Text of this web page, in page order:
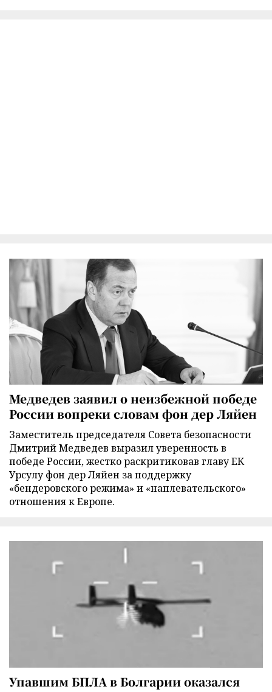
Медведев заявил о неизбежной победе
России вопреки словам фон дер Ляйен
Заместитель председателя Совета безопасности
Дмитрий Медведев выразил уверенность в
победе России, жестко раскритиковав главу ЕК
Урсулу фон дер Ляйен за поддержку
«бендеровского режима» и «наплевательского»
отношения к Европе.
Упавшим БПЛА в Болгарии оказался